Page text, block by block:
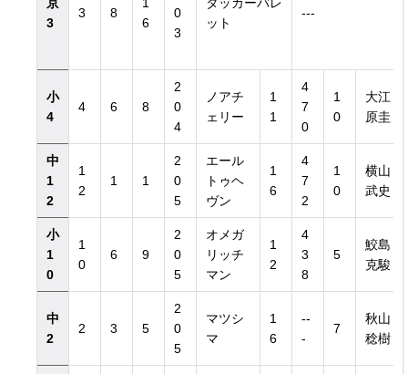
3
3 8
6
0
3
ット
---
小
4
4 6 8
2
0
4
ノアチ
ェリー
1
1
4
7
0
1
0
大江
原圭
中
1
2
1
2
1 1
2
0
5
エール
トゥヘ
ヴン
1
6
4
7
2
1
0
横山
武史
小
1
0
1
0
6 9
2
0
5
オメガ
リッチ
マン
1
2
4
3
8
5
鮫島
克駿
中
2
2 3 5
2
0
5
マツシ
マ
1
6
--
-
7
秋山
稔樹